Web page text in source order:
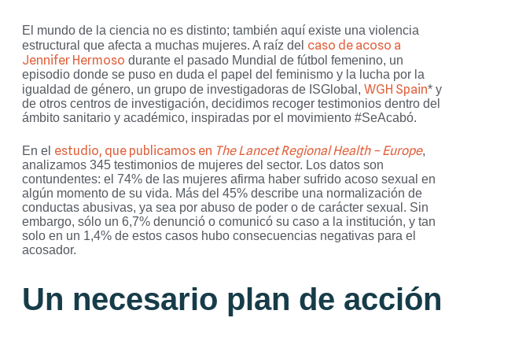
El mundo de la ciencia no es distinto; también aquí existe una violencia
estructural que afecta a muchas mujeres. A raíz del caso de acoso a
Jennifer Hermoso durante el pasado Mundial de fútbol femenino, un
episodio donde se puso en duda el papel del feminismo y la lucha por la
igualdad de género, un grupo de investigadoras de ISGlobal, WGH Spain* y
de otros centros de investigación, decidimos recoger testimonios dentro del
ámbito sanitario y académico, inspiradas por el movimiento #SeAcabó.
En el estudio, que publicamos en The Lancet Regional Health – Europe,
analizamos 345 testimonios de mujeres del sector. Los datos son
contundentes: el 74% de las mujeres afirma haber sufrido acoso sexual en
algún momento de su vida. Más del 45% describe una normalización de
conductas abusivas, ya sea por abuso de poder o de carácter sexual. Sin
embargo, sólo un 6,7% denunció o comunicó su caso a la institución, y tan
solo en un 1,4% de estos casos hubo consecuencias negativas para el
acosador.
Un necesario plan de acción